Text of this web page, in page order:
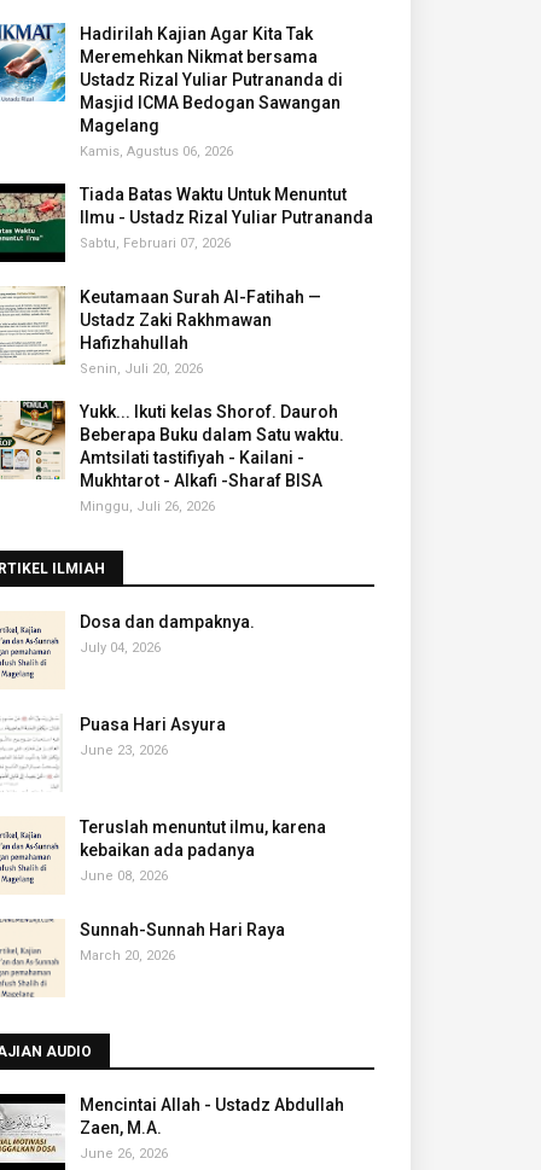
Hadirilah Kajian Agar Kita Tak
Meremehkan Nikmat bersama
Ustadz Rizal Yuliar Putrananda di
Masjid ICMA Bedogan Sawangan
Magelang
Kamis, Agustus 06, 2026
Tiada Batas Waktu Untuk Menuntut
Ilmu - Ustadz Rizal Yuliar Putrananda
Sabtu, Februari 07, 2026
Keutamaan Surah Al-Fatihah —
Ustadz Zaki Rakhmawan
Hafizhahullah
Senin, Juli 20, 2026
Yukk... Ikuti kelas Shorof. Dauroh
Beberapa Buku dalam Satu waktu.
Amtsilati tastifiyah - Kailani -
Mukhtarot - Alkafi -Sharaf BISA
Minggu, Juli 26, 2026
ILMIAH
‎Dosa dan dampaknya.
July 04, 2026
Puasa Hari Asyura
June 23, 2026
Teruslah menuntut ilmu, karena
kebaikan ada padanya
June 08, 2026
Sunnah-Sunnah Hari Raya
March 20, 2026
AUDIO
Mencintai Allah - Ustadz Abdullah
Zaen, M.A.
June 26, 2026